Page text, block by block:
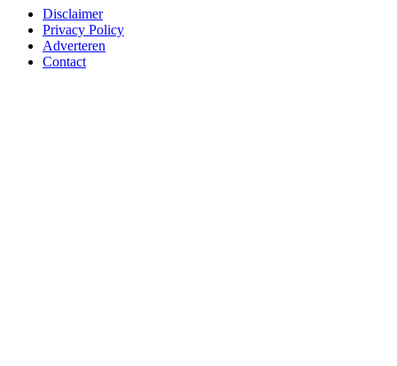
Disclaimer
Privacy Policy
Adverteren
Contact